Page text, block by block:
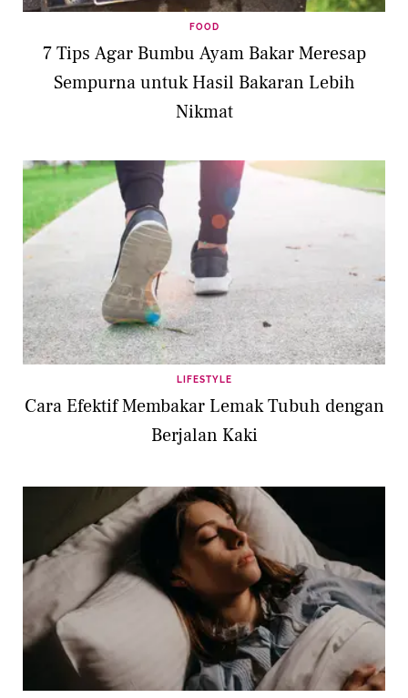
FOOD
7 Tips Agar Bumbu Ayam Bakar Meresap
Sempurna untuk Hasil Bakaran Lebih
Nikmat
LIFESTYLE
Cara Efektif Membakar Lemak Tubuh dengan
Berjalan Kaki